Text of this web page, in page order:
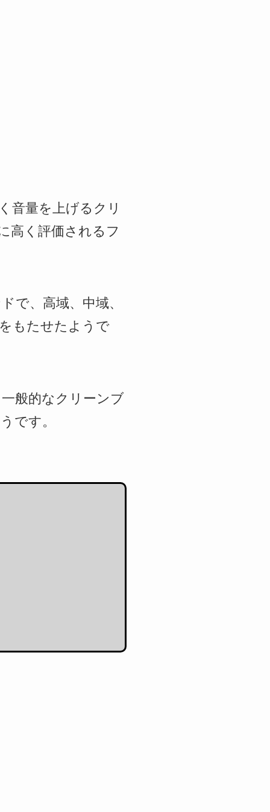
音量を上げるクリ
高く評価されるフ
で、高域、中域、
もたせたようで
般的なクリーンブ
です。